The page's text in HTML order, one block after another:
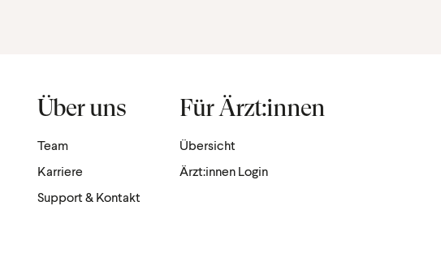
Über uns
Team
Karriere
Support & Kontakt
Für Ärzt:innen
Übersicht
Ärzt:innen Login